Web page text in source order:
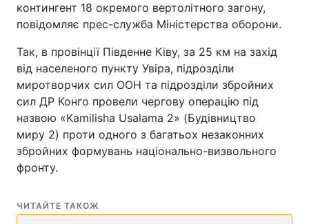
контингент 18 окремого вертолітного загону,
повідомляє прес-служба Міністерства оборони.
Так, в провінції Південне Ківу, за 25 км на захід
від населеного пункту Увіра, підрозділи
миротворчих сил ООН та підрозділи збройних
сил ДР Конго провели чергову операцію під
назвою «Kamilisha Usalama 2» (Будівництво
миру 2) проти одного з багатьох незаконних
збройних формувань національно-визвольного
фронту.
ЧИТАЙТЕ ТАКОЖ